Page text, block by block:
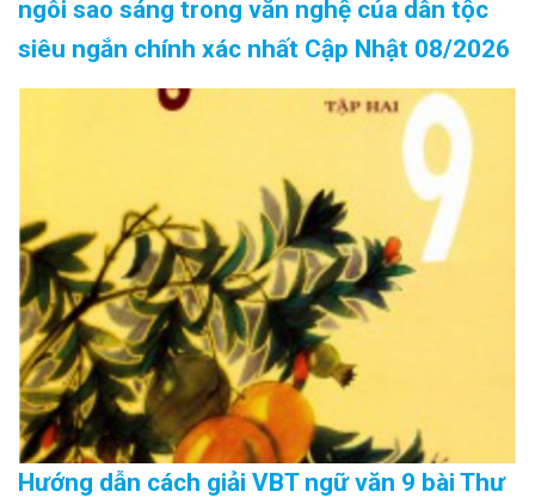
ngôi sao sáng trong văn nghệ của dân tộc
siêu ngắn chính xác nhất Cập Nhật 08/2026
Hướng dẫn cách giải VBT ngữ văn 9 bài Thư